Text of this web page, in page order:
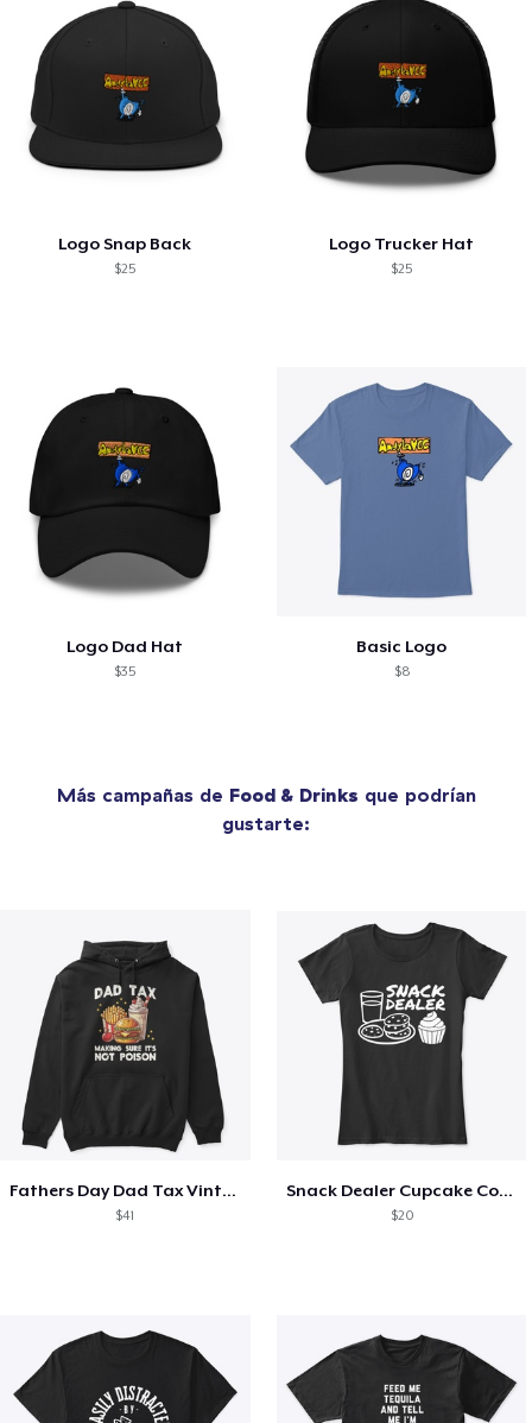
Logo Snap Back
$25
Logo Trucker Hat
$25
Logo Dad Hat
$35
Basic Logo
$8
Más campañas de Food & Drinks que podrían
gustarte:
Fathers Day Dad Tax Vintage Papa T-Shirt
$41
Snack Dealer Cupcake Cookie and Milk
$20